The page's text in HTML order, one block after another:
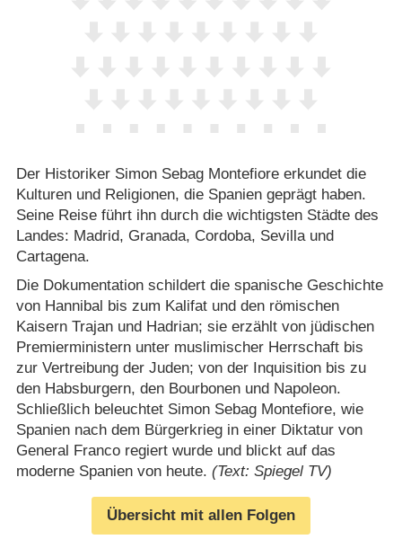
Der Historiker Simon Sebag Montefiore erkundet die
Kulturen und Religionen, die Spanien geprägt haben.
Seine Reise führt ihn durch die wichtigsten Städte des
Landes: Madrid, Granada, Cordoba, Sevilla und
Cartagena.
Die Dokumentation schildert die spanische Geschichte
von Hannibal bis zum Kalifat und den römischen
Kaisern Trajan und Hadrian; sie erzählt von jüdischen
Premierministern unter muslimischer Herrschaft bis
zur Vertreibung der Juden; von der Inquisition bis zu
den Habsburgern, den Bourbonen und Napoleon.
Schließlich beleuchtet Simon Sebag Montefiore, wie
Spanien nach dem Bürgerkrieg in einer Diktatur von
General Franco regiert wurde und blickt auf das
moderne Spanien von heute. (Text: Spiegel TV)
Übersicht mit allen Folgen